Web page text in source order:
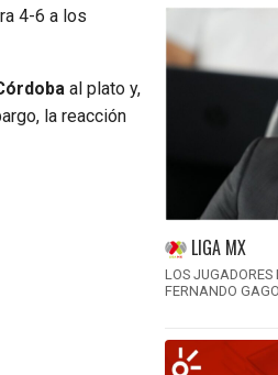
4-6 a los
al plato y,
la reacción
LIGA MX
LOS JUGADORES
FERNANDO GAGO